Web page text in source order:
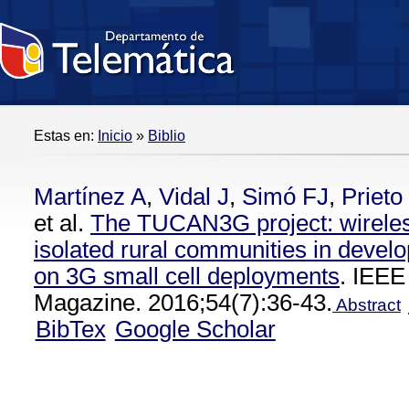
Estas en: Inicio » Biblio
Martínez A, Vidal J, Simó FJ, Prieto
et al. The TUCAN3G project:
isolated rural communities in
on 3G small cell deployments.
Magazine. 2016;54(7):36-43. Abstract
BibTex Google Scholar